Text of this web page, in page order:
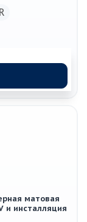
матовая
и инсталляция